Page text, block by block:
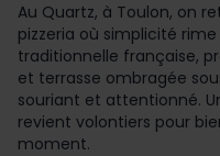
Au Quartz, à Toulon, on
pizzeria où simplicité
traditionnelle française,
et terrasse ombragée
souriant et attentionné.
revient volontiers pour
moment.